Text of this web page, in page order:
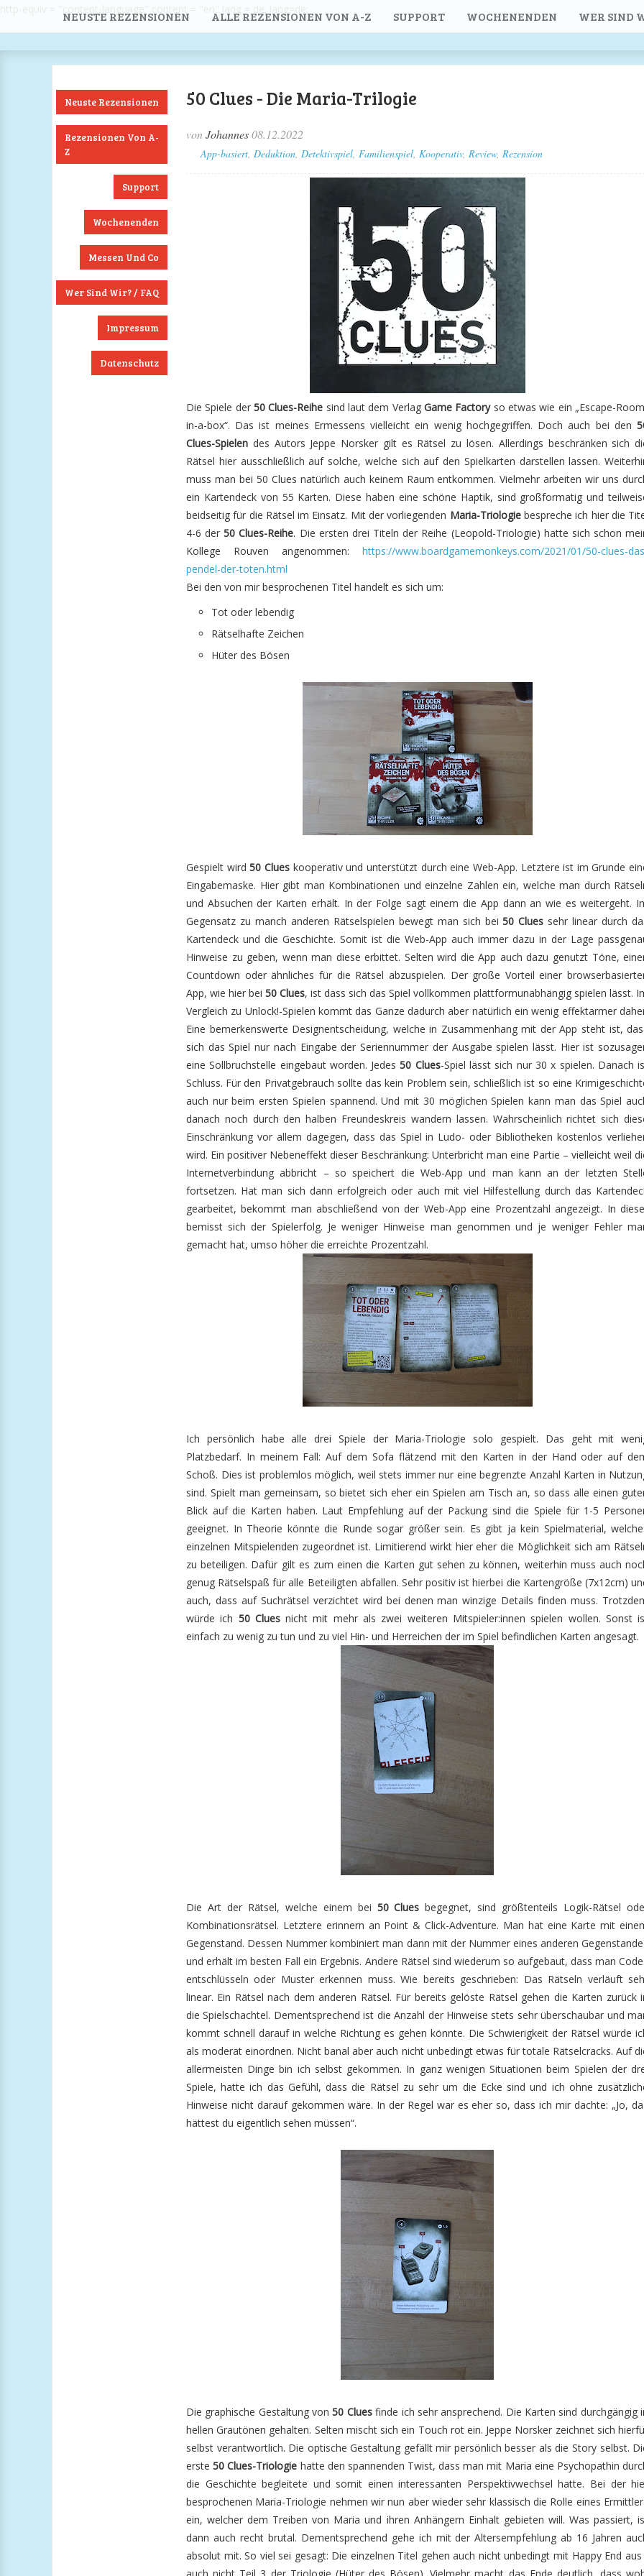
NEUSTE REZENSIONEN ALLE REZENSIONEN VON A-Z SUPPORT WOCHENENDEN WER SIND
Neuste Rezensionen
Rezensionen Von A-
Z
Support
Wochenenden
Messen Und Co
Wer Sind Wir? / FAQ
Impressum
Datenschutz
50 Clues - Die Maria-Trilogie
vonJohannes08.12.2022
App-basiert, Deduktion, Detektivspiel, Familienspiel, Kooperativ, Review, Rezension
Die Spiele der50 Clues-Reihe sind laut dem VerlagGame Factoryso etwas wie ein „Escape-
in-a-box“. Das ist meines Ermessens vielleicht ein wenig hochgegriffen. Doch auch bei den
Clues-Spielen des Autors Jeppe Norsker gilt es Rätsel zu lösen. Allerdings beschränken sich
Rätsel hier ausschließlich auf solche, welche sich auf den Spielkarten darstellen lassen.
muss man bei 50 Clues natürlich auch keinem Raum entkommen. Vielmehr arbeiten wir uns
ein Kartendeck von 55 Karten. Diese haben eine schöne Haptik, sind großformatig und
beidseitig für die Rätsel im Einsatz. Mit der vorliegenden Maria-Triologiebespreche ich hier die
4-6 der50 Clues-Reihe. Die ersten drei Titeln der Reihe (Leopold-Triologie) hatte sich schon
Kollege Rouven angenommen:https://www.boardgamemonkeys.com/2021/01/50-clues-
pendel-der-toten.html
Bei den von mir besprochenen Titel handelt es sich um:
Tot oder lebendig
Rätselhafte Zeichen
Hüter des Bösen
Gespielt wird50 Clueskooperativ und unterstützt durch eine Web-App. Letztere ist im Grunde
Eingabemaske. Hier gibt man Kombinationen und einzelne Zahlen ein, welche man durch
und Absuchen der Karten erhält. In der Folge sagt einem die App dann an wie es weitergeht.
Gegensatz zu manch anderen Rätselspielen bewegt man sich bei50 Clues sehr linear durch
Kartendeck und die Geschichte. Somit ist die Web-App auch immer dazu in der Lage
Hinweise zu geben, wenn man diese erbittet. Selten wird die App auch dazu genutzt Töne,
Countdown oder ähnliches für die Rätsel abzuspielen. Der große Vorteil einer
App, wie hier bei50 Clues, ist dass sich das Spiel vollkommen plattformunabhängig spielen lässt.
Vergleich zu Unlock!-Spielen kommt das Ganze dadurch aber natürlich ein wenig effektarmer
Eine bemerkenswerte Designentscheidung, welche in Zusammenhang mit der App steht ist,
sich das Spiel nur nach Eingabe der Seriennummer der Ausgabe spielen lässt. Hier ist
eine Sollbruchstelle eingebaut worden. Jedes50 Clues-Spiel lässt sich nur 30 x spielen. Danach
Schluss. Für den Privatgebrauch sollte das kein Problem sein, schließlich ist so eine
auch nur beim ersten Spielen spannend. Und mit 30 möglichen Spielen kann man das Spiel
danach noch durch den halben Freundeskreis wandern lassen. Wahrscheinlich richtet sich
Einschränkung vor allem dagegen, dass das Spiel in Ludo- oder Bibliotheken kostenlos
wird. Ein positiver Nebeneffekt dieser Beschränkung: Unterbricht man eine Partie – vielleicht weil
Internetverbindung abbricht – so speichert die Web-App und man kann an der letzten
fortsetzen. Hat man sich dann erfolgreich oder auch mit viel Hilfestellung durch das
gearbeitet, bekommt man abschließend von der Web-App eine Prozentzahl angezeigt. In
bemisst sich der Spielerfolg. Je weniger Hinweise man genommen und je weniger Fehler
gemacht hat, umso höher die erreichte Prozentzahl.
Ich persönlich habe alle drei Spiele der Maria-Triologie solo gespielt. Das geht mit
Platzbedarf. In meinem Fall: Auf dem Sofa flätzend mit den Karten in der Hand oder auf
Schoß. Dies ist problemlos möglich, weil stets immer nur eine begrenzte Anzahl Karten in
sind. Spielt man gemeinsam, so bietet sich eher ein Spielen am Tisch an, so dass alle einen
Blick auf die Karten haben. Laut Empfehlung auf der Packung sind die Spiele für 1-5
geeignet. In Theorie könnte die Runde sogar größer sein. Es gibt ja kein Spielmaterial,
einzelnen Mitspielenden zugeordnet ist. Limitierend wirkt hier eher die Möglichkeit sich am
zu beteiligen. Dafür gilt es zum einen die Karten gut sehen zu können, weiterhin muss auch
genug Rätselspaß für alle Beteiligten abfallen. Sehr positiv ist hierbei die Kartengröße (7x12cm)
auch, dass auf Suchrätsel verzichtet wird bei denen man winzige Details finden muss.
würde ich 50 Cluesnicht mit mehr als zwei weiteren Mitspieler:innen spielen wollen. Sonst
einfach zu wenig zu tun und zu viel Hin- und Herreichen der im Spiel befindlichen Karten angesagt.
Die Art der Rätsel, welche einem bei 50 Clues begegnet, sind größtenteils Logik-Rätsel
Kombinationsrätsel. Letztere erinnern an Point & Click-Adventure. Man hat eine Karte mit
Gegenstand. Dessen Nummer kombiniert man dann mit der Nummer eines anderen
und erhält im besten Fall ein Ergebnis. Andere Rätsel sind wiederum so aufgebaut, dass man
entschlüsseln oder Muster erkennen muss. Wie bereits geschrieben: Das Rätseln verläuft
linear. Ein Rätsel nach dem anderen Rätsel. Für bereits gelöste Rätsel gehen die Karten zurück
die Spielschachtel. Dementsprechend ist die Anzahl der Hinweise stets sehr überschaubar und
kommt schnell darauf in welche Richtung es gehen könnte. Die Schwierigkeit der Rätsel würde
als moderat einordnen. Nicht banal aber auch nicht unbedingt etwas für totale Rätselcracks. Auf
allermeisten Dinge bin ich selbst gekommen. In ganz wenigen Situationen beim Spielen der
Spiele, hatte ich das Gefühl, dass die Rätsel zu sehr um die Ecke sind und ich ohne
Hinweise nicht darauf gekommen wäre. In der Regel war es eher so, dass ich mir dachte: „Jo,
hättest du eigentlich sehen müssen“.
Die graphische Gestaltung von50 Cluesfinde ich sehr ansprechend. Die Karten sind durchgängig
hellen Grautönen gehalten. Selten mischt sich ein Touch rot ein. Jeppe Norsker zeichnet sich
selbst verantwortlich. Die optische Gestaltung gefällt mir persönlich besser als die Story selbst.
erste50 Clues-Triologie hatte den spannenden Twist, dass man mit Maria eine Psychopathin
die Geschichte begleitete und somit einen interessanten Perspektivwechsel hatte. Bei der
besprochenen Maria-Triologie nehmen wir nun aber wieder sehr klassisch die Rolle eines
ein, welcher dem Treiben von Maria und ihren Anhängern Einhalt gebieten will. Was passiert,
dann auch recht brutal. Dementsprechend gehe ich mit der Altersempfehlung ab 16 Jahren
absolut mit. So viel sei gesagt: Die einzelnen Titel gehen auch nicht unbedingt mit Happy End aus
Instagram